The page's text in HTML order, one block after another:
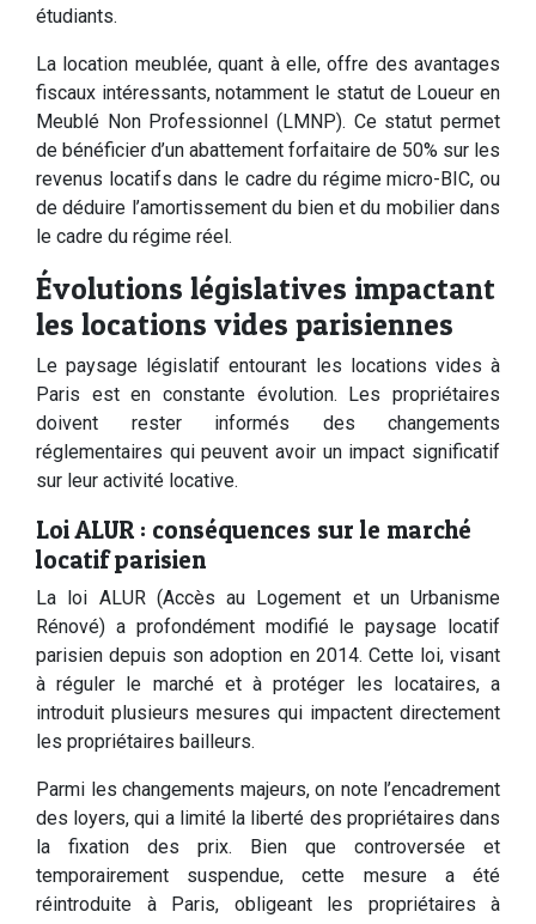
étudiants.
La location meublée, quant à elle, offre des avantages
fiscaux intéressants, notamment le statut de Loueur en
Meublé Non Professionnel (LMNP). Ce statut permet
de bénéficier d’un abattement forfaitaire de 50% sur les
revenus locatifs dans le cadre du régime micro-BIC, ou
de déduire l’amortissement du bien et du mobilier dans
le cadre du régime réel.
Évolutions législatives impactant
les locations vides parisiennes
Le paysage législatif entourant les locations vides à
Paris est en constante évolution. Les propriétaires
doivent rester informés des changements
réglementaires qui peuvent avoir un impact significatif
sur leur activité locative.
Loi ALUR : conséquences sur le marché
locatif parisien
La loi ALUR (Accès au Logement et un Urbanisme
Rénové) a profondément modifié le paysage locatif
parisien depuis son adoption en 2014. Cette loi, visant
à réguler le marché et à protéger les locataires, a
introduit plusieurs mesures qui impactent directement
les propriétaires bailleurs.
Parmi les changements majeurs, on note l’encadrement
des loyers, qui a limité la liberté des propriétaires dans
la fixation des prix. Bien que controversée et
temporairement suspendue, cette mesure a été
réintroduite à Paris, obligeant les propriétaires à